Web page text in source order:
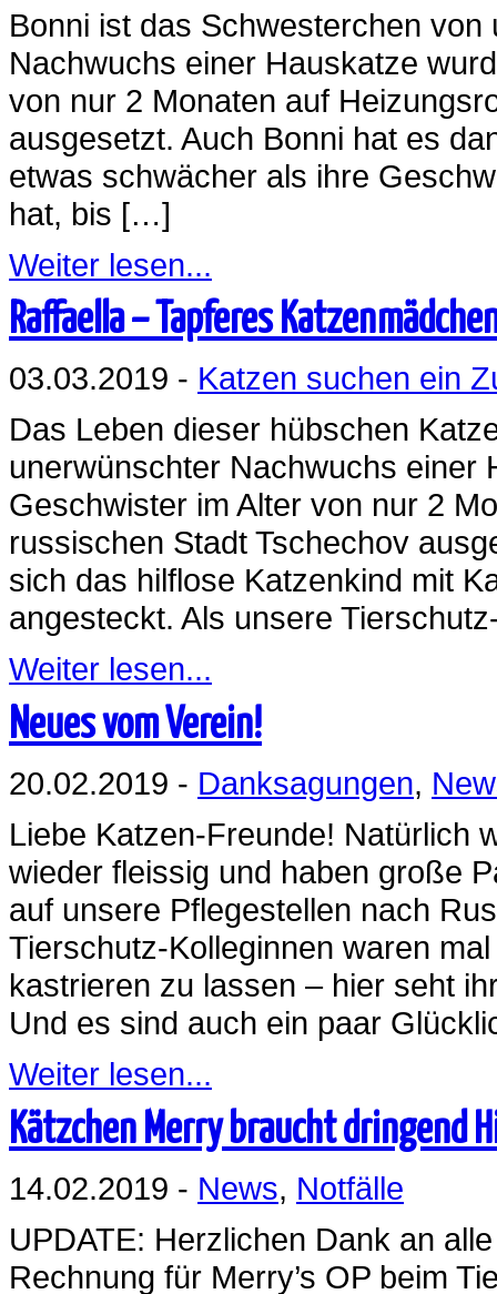
Bonni ist das Schwesterchen
Nachwuchs einer Hauskatze
von nur 2 Monaten auf
ausgesetzt. Auch Bonni hat es
etwas schwächer als ihre
hat, bis […]
Weiter lesen...
Raffaella – Tapferes
03.03.2019 - Katzen suchen ein
Das Leben dieser hübschen
unerwünschter Nachwuchs einer
Geschwister im Alter von nur 2
russischen Stadt Tschechov
sich das hilflose Katzenkind mit
angesteckt. Als unsere
Weiter lesen...
Neues vom Verein!
20.02.2019 - Danksagungen,
Liebe Katzen-Freunde! Natürlich
wieder fleissig und haben große
auf unsere Pflegestellen nach
Tierschutz-Kolleginnen waren
kastrieren zu lassen – hier seht
Und es sind auch ein paar
Weiter lesen...
Kätzchen Merry braucht dringend
14.02.2019 - News, Notfälle
UPDATE: Herzlichen Dank an
Rechnung für Merry’s OP beim